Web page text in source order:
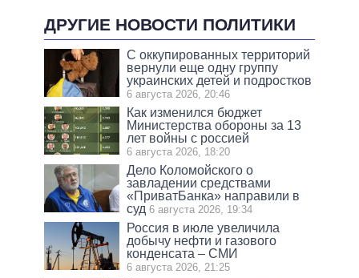
ДРУГИЕ НОВОСТИ ПОЛИТИКИ
С оккупированных территорий
вернули еще одну группу
украинских детей и подростков
6 августа 2026, 20:46
Как изменился бюджет
Министерства обороны за 13
лет войны с россией
6 августа 2026, 18:20
Дело Коломойского о
завладении средствами
«ПриватБанка» направили в
суд 6 августа 2026, 19:34
Россия в июле увеличила
добычу нефти и газового
конденсата – СМИ
6 августа 2026, 21:25